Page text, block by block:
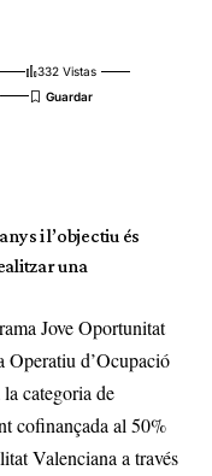
332 Vistas
i l’objectiu és
una
Jove Oportunitat
Operatiu d’Ocupació
categoria de
cofinançada al 50%
Valenciana a través